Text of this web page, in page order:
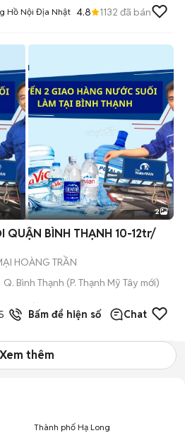
Hồ Nội Địa Nhật 4.8 1132 đã bán
2
QUẬN BÌNH THẠNH 10-12tr/
HOÀNG TRẦN
Q. Bình Thạnh (P. Thạnh Mỹ Tây mới)
đã
bán
Bấm để hiện số Chat
Xem thêm
Thành phố Hạ Long